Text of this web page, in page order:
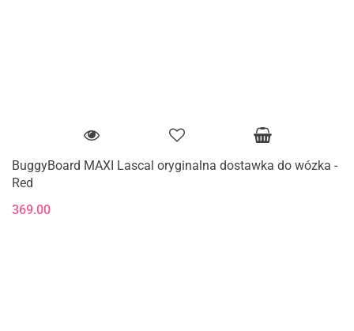
BuggyBoard MAXI Lascal oryginalna dostawka do wózka -
Red
369.00